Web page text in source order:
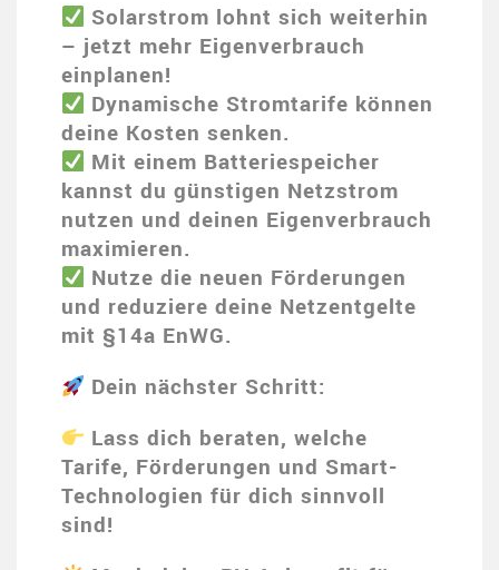
Solarstrom lohnt sich weiterhin
– jetzt mehr Eigenverbrauch
einplanen!
Dynamische Stromtarife können
deine Kosten senken.
Mit einem Batteriespeicher
kannst du günstigen Netzstrom
nutzen und deinen Eigenverbrauch
maximieren.
Nutze die neuen Förderungen
und reduziere deine Netzentgelte
mit §14a EnWG.
Dein nächster Schritt:
Lass dich beraten, welche
Tarife, Förderungen und Smart-
Technologien für dich sinnvoll
sind!